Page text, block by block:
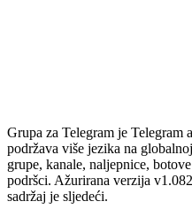
Grupa za Telegram je Telegram
podržava više jezika na
grupe, kanale, naljepnice,
podršci. Ažurirana verzija
sadržaj je sljedeći.